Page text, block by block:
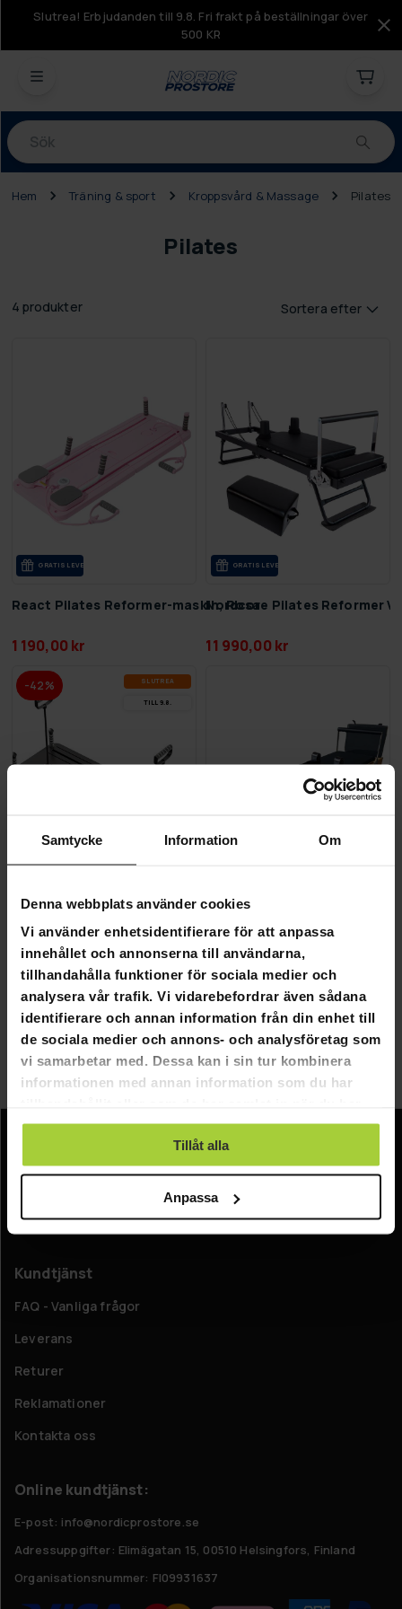
Samtycke Information Om
Denna webbplats använder cookies
Vi använder enhetsidentifierare för att anpassa
innehållet och annonserna till användarna,
tillhandahålla funktioner för sociala medier och
analysera vår trafik. Vi vidarebefordrar även sådana
identifierare och annan information från din enhet till
de sociala medier och annons- och analysföretag som
vi samarbetar med. Dessa kan i sin tur kombinera
informationen med annan information som du har
använt deras tjänster.
Tillåt alla
Anpassa
Slutrea! Erbjudanden till 9.8. Fri frakt på beställningar över
500 KR
Produkter
Hem Träning & sport Kroppsvård & Massage Pilates
Pilates
4 produkter Sortera efter
GRA­TIS LE­VE­RANS
React Pilates Reformer-maskin, Rosa
1 190,00 kr
GRA­TIS LE­VE­RANS
Nordcore Pilates Reformer
11 990,00 kr
-42% SLUT­REA
TILL 9.8.
React Pilates Reformer Maskin
690,00 kr
1 199,00 kr
Nordcore Pilates Reformer
14 990,00 kr
Sida 1 av 1
Om oss
Kundtjänst
FAQ - Vanliga frågor
Leverans
Returer
Reklamationer
Kontakta oss
Online kundtjänst:
E-post: info@nordicprostore.se
Adressuppgifter: Elimägatan 15, 00510 Helsingfors, Finland
Organisationsnummer: FI09931637